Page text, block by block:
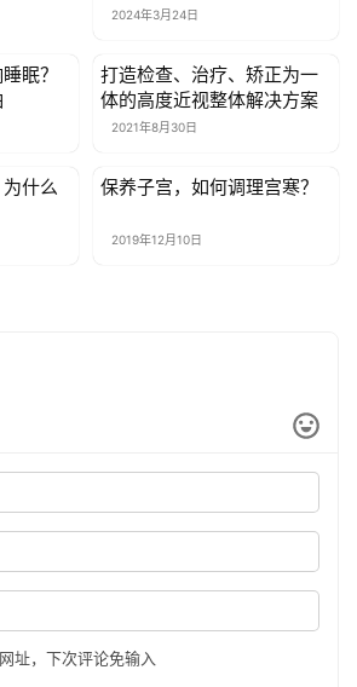
2024年3月24日
眠？
健康资讯
打造检查、治疗、矫正为一
体的高度近视整体解决方案
2021年8月30日
什么
健康资讯
保养子宫，如何调理宫寒？
2019年12月10日
址，下次评论免输入